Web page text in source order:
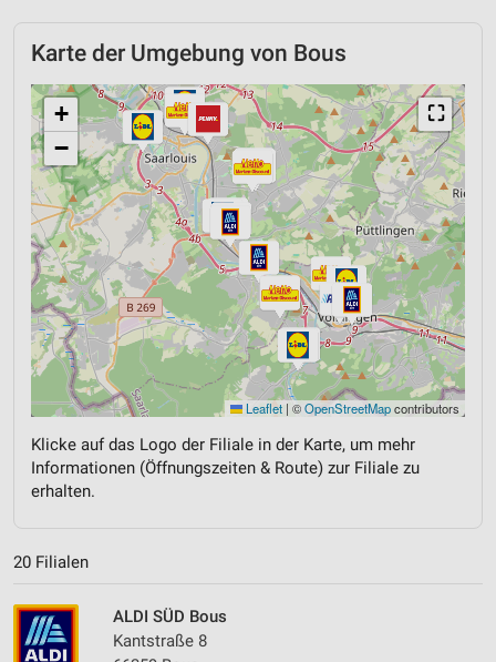
Karte der Umgebung von Bous
⛶
+
−
Leaflet | ©OpenStreetMapcontributors
Klicke auf das Logo der Filiale in der Karte, um mehr
Informationen (Öffnungszeiten & Route) zur Filiale zu
erhalten.
20 Filialen
ALDI SÜD Bous
Kantstraße 8